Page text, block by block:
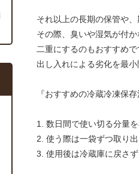
それ以上の長期の保管や
その際、臭いや湿気が付
二重にするのもおすすめで
出し入れによる劣化を最
『おすすめの冷蔵冷凍保存
1. 数日間で使い切る分量
2. 使う際は一袋ずつ取り
3. 使用後は冷蔵庫に戻さ